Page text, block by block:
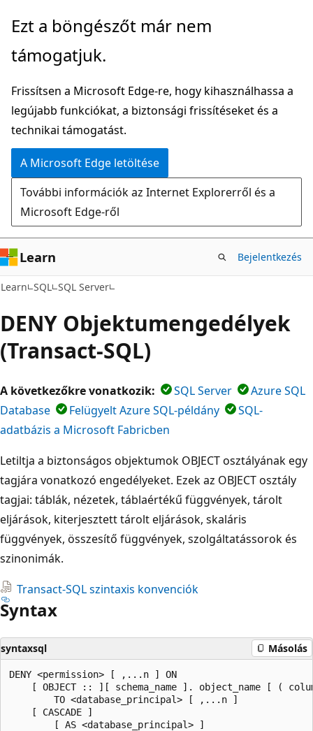
Ugrás
fő
Ezt a böngészőt már nem
támogatjuk.
Frissítsen a Microsoft Edge-re, hogy kihasználhassa a
legújabb funkciókat, a biztonsági frissítéseket és a
technikai támogatást.
A Microsoft Edge letöltése
További információk az Internet Explorerről és a
Microsoft Edge-ről
Learn Bejelentkezés
Learn SQL SQL Server
DENY Objektumengedélyek
(Transact-SQL)
A következőkre vonatkozik: SQL Server
Azure SQL
Database
Felügyelt Azure SQL-példány
SQL-
adatbázis a Microsoft Fabricben
Letiltja a biztonságos objektumok OBJECT osztályának egy
tagjára vonatkozó engedélyeket. Ezek az OBJECT osztály
tagjai: táblák, nézetek, táblaértékű függvények, tárolt
eljárások, kiterjesztett tárolt eljárások, skaláris
függvények, összesítő függvények, szolgáltatássorok és
szinonimák.
Transact-SQL szintaxis konvenciók
Syntax
syntaxsql Másolás
DENY <permission> [ ,...n ] ON
[ OBJECT :: ][ schema_name ]. object_name [ (
        TO <database_principal> [ ,...n ]
    [ CASCADE ]
        [ AS <database_principal> ]